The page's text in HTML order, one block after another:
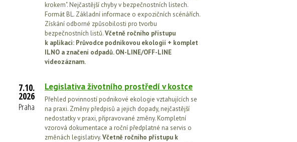
krokem". Nejčastější chyby v bezpečnostních listech.
Formát BL. Základní informace o expozičních scénářích.
Získání odborné způsobilosti pro tvorbu
bezpečnostních listů.Včetně ročního přístupu
k aplikaci: Průvodce podnikovou ekologií + komplet
ILNO a značení odpadů. ON-LINE/OFF-LINE
videozáznam.
7.10.
2026
Praha
Legislativa životního prostředí v kostce
Přehled povinností podnikové ekologie vztahujících se
na praxi. Změny předpisů a jejich dopady, nejčastější
nedostatky v praxi, připravované změny. Kompletní
vzorová dokumentace a roční předplatné na servis o
změnách legislativy.Včetně ročního přístupu k